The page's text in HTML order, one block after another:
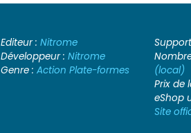
Editeur : Nitrome
Développeur : Nitrome
Genre : Action Plate-formes
(local)
Prix de
eShop
Site